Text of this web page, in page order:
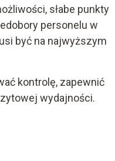
słabe punkty
personelu w
być na najwyższym
kontrolę, zapewnić
wydajności.